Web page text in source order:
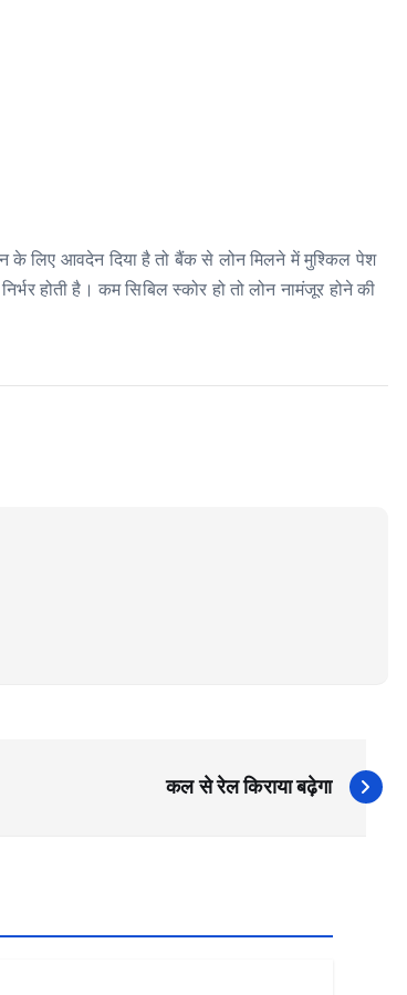
के लिए आवदेन दिया है तो बैंक से लोन मिलने में मुश्किल पेश
होती है। कम सिबिल स्कोर हो तो लोन नामंजूर होने की
कल से रेल किराया बढ़ेगा